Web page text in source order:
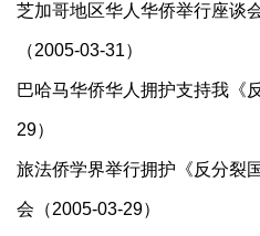
芝加哥地区华人华侨举行座谈
（2005-03-31）
巴哈马华侨华人拥护支持我《
29）
旅法侨学界举行拥护《反分裂
会（2005-03-29）